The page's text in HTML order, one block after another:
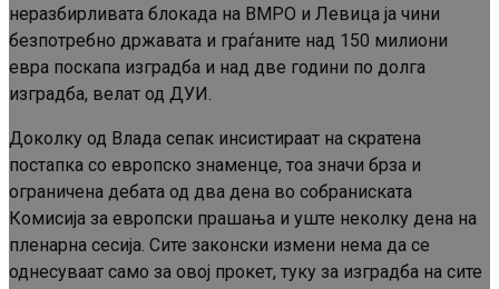
неразбирливата блокада на ВМРО и Левица ја чини
безпотребно државата и граѓаните над 150 милиони
евра поскапа изградба и над две години по долга
изградба, велат од ДУИ.
Доколку од Влада сепак инсистираат на скратена
постапка со европско знаменце, тоа значи брза и
ограничена дебата од два дена во собраниската
Комисија за европски прашања и уште неколку дена на
пленарна сесија. Сите законски измени нема да се
однесуваат само за овој прокет, туку за изградба на сите